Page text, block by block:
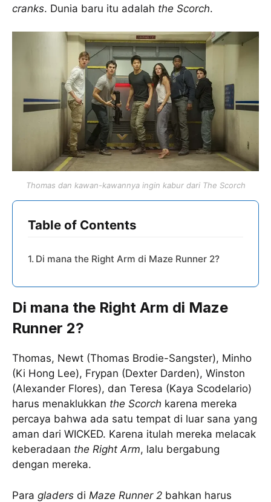
cranks. Dunia baru itu adalah the Scorch.
Thomas dan kawan-kawannya ingin kabur dari The Scorch
Table of Contents
Di mana the Right Arm di Maze Runner 2?
Di mana the Right Arm di Maze
Runner 2?
Thomas, Newt (Thomas Brodie-Sangster), Minho
(Ki Hong Lee), Frypan (Dexter Darden), Winston
(Alexander Flores), dan Teresa (Kaya Scodelario)
harus menaklukkan the Scorch karena mereka
percaya bahwa ada satu tempat di luar sana yang
aman dari WICKED. Karena itulah mereka melacak
keberadaan the Right Arm, lalu bergabung
dengan mereka.
Para gladers di Maze Runner 2 bahkan harus